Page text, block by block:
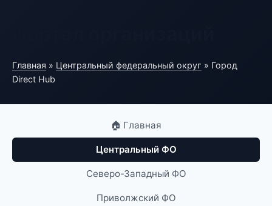
Главная » Центральный федеральный округ » Город
Direct Hub
🏠 Главная
Центральный ФО
Северо-Западный ФО
Приволжский ФО